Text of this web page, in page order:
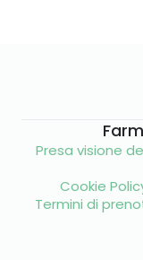
Presa visione
Cookie
Termini di